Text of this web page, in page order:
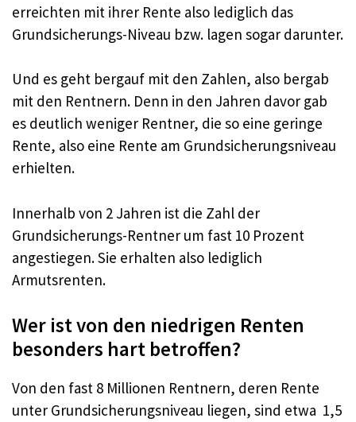
erreichten mit ihrer Rente also lediglich das
Grundsicherungs-Niveau bzw. lagen sogar darunter.
Und es geht bergauf mit den Zahlen, also bergab
mit den Rentnern. Denn in den Jahren davor gab
es deutlich weniger Rentner, die so eine geringe
Rente, also eine Rente am Grundsicherungsniveau
erhielten.
Innerhalb von 2 Jahren ist die Zahl der
Grundsicherungs-Rentner um fast 10 Prozent
angestiegen. Sie erhalten also lediglich
Armutsrenten.
Wer ist von den niedrigen Renten
besonders hart betroffen?
Von den fast 8 Millionen Rentnern, deren Rente
unter Grundsicherungsniveau liegen, sind etwa 1,5